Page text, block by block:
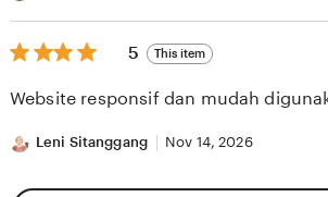
5
out
5
5 This item
Website responsif dan mudah
Leni Sitanggang Nov 14, 2026